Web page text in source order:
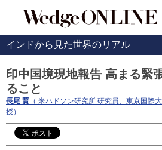
インドから見た世界のリアル
印中国境現地報告 高まる緊
ること
長尾 賢 （ 米ハドソン研究所 研究員、東京国際
授）